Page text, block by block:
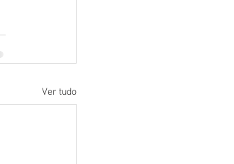
Ver tudo